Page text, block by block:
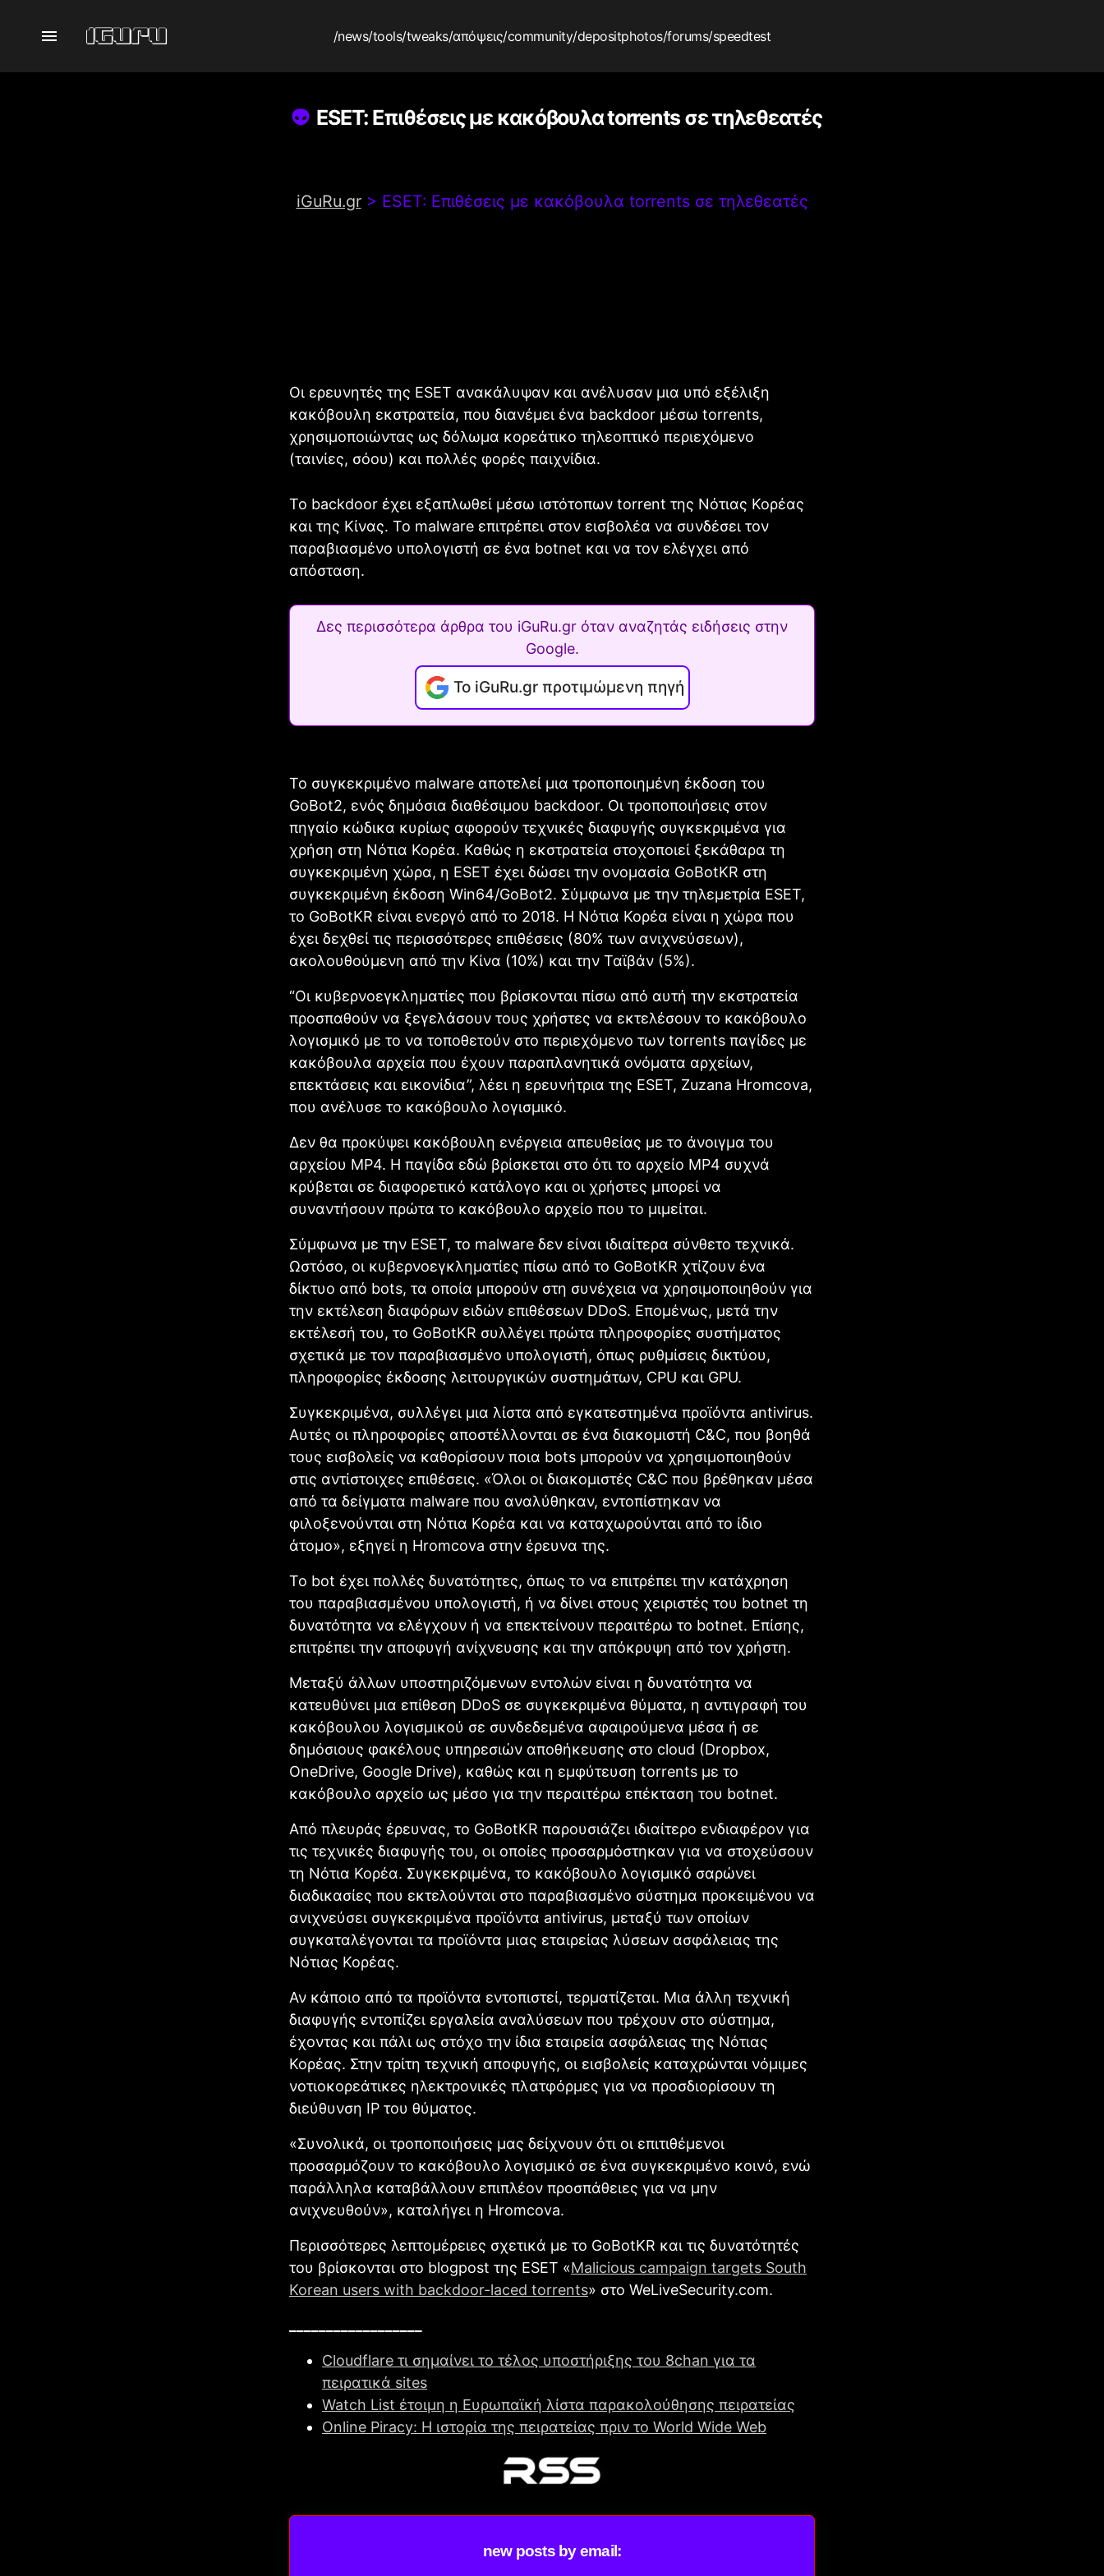
/news/tools/tweaks/απόψεις/community/depositphotos/forums/speedtest
ESET: Επιθέσεις με κακόβουλα torrents σε τηλεθεατές
iGuRu.gr> ESET: Επιθέσεις με κακόβουλα torrents σε τηλεθεατές
Οι ερευνητές της ESET ανακάλυψαν και ανέλυσαν μια υπό εξέλιξη
κακόβουλη εκστρατεία, που διανέμει ένα backdoor μέσω torrents,
χρησιμοποιώντας ως δόλωμα κορεάτικο τηλεοπτικό περιεχόμενο
(ταινίες, σόου) και πολλές φορές παιχνίδια.
Το backdoor έχει εξαπλωθεί μέσω ιστότοπων torrent της Νότιας Κορέας
και της Κίνας. Το malware επιτρέπει στον εισβολέα να συνδέσει τον
παραβιασμένο υπολογιστή σε ένα botnet και να τον ελέγχει από
απόσταση.
Δες περισσότερα άρθρα του iGuRu.gr όταν αναζητάς ειδήσεις στην
Google.
Το iGuRu.gr προτιμώμενη πηγή
Το συγκεκριμένο malware αποτελεί μια τροποποιημένη έκδοση του
GoBot2, ενός δημόσια διαθέσιμου backdoor. Οι τροποποιήσεις στον
πηγαίο κώδικα κυρίως αφορούν τεχνικές διαφυγής συγκεκριμένα για
χρήση στη Νότια Κορέα. Καθώς η εκστρατεία στοχοποιεί ξεκάθαρα τη
συγκεκριμένη χώρα, η ESET έχει δώσει την ονομασία GoBotKR στη
συγκεκριμένη έκδοση Win64/GoBot2. Σύμφωνα με την τηλεμετρία ESET,
το GoBotKR είναι ενεργό από το 2018. Η Νότια Κορέα είναι η χώρα που
έχει δεχθεί τις περισσότερες επιθέσεις (80% των ανιχνεύσεων),
ακολουθούμενη από την Κίνα (10%) και την Ταϊβάν (5%).
“Οι κυβερνοεγκληματίες που βρίσκονται πίσω από αυτή την εκστρατεία
προσπαθούν να ξεγελάσουν τους χρήστες να εκτελέσουν το κακόβουλο
λογισμικό με το να τοποθετούν στο περιεχόμενο των torrents παγίδες με
κακόβουλα αρχεία που έχουν παραπλανητικά ονόματα αρχείων,
επεκτάσεις και εικονίδια”, λέει η ερευνήτρια της ESET, Zuzana Hromcova,
που ανέλυσε το κακόβουλο λογισμικό.
Δεν θα προκύψει κακόβουλη ενέργεια απευθείας με το άνοιγμα του
αρχείου MP4. Η παγίδα εδώ βρίσκεται στο ότι το αρχείο MP4 συχνά
κρύβεται σε διαφορετικό κατάλογο και οι χρήστες μπορεί να
συναντήσουν πρώτα το κακόβουλο αρχείο που το μιμείται.
Σύμφωνα με την ESET, το malware δεν είναι ιδιαίτερα σύνθετο τεχνικά.
Ωστόσο, οι κυβερνοεγκληματίες πίσω από το GoBotKR χτίζουν ένα
δίκτυο από bots, τα οποία μπορούν στη συνέχεια να χρησιμοποιηθούν για
την εκτέλεση διαφόρων ειδών επιθέσεων DDoS. Επομένως, μετά την
εκτέλεσή του, το GoBotKR συλλέγει πρώτα πληροφορίες συστήματος
σχετικά με τον παραβιασμένο υπολογιστή, όπως ρυθμίσεις δικτύου,
πληροφορίες έκδοσης λειτουργικών συστημάτων, CPU και GPU.
Συγκεκριμένα, συλλέγει μια λίστα από εγκατεστημένα προϊόντα antivirus.
Αυτές οι πληροφορίες αποστέλλονται σε ένα διακομιστή C&C, που βοηθά
τους εισβολείς να καθορίσουν ποια bots μπορούν να χρησιμοποιηθούν
στις αντίστοιχες επιθέσεις. «Όλοι οι διακομιστές C&C που βρέθηκαν μέσα
από τα δείγματα malware που αναλύθηκαν, εντοπίστηκαν να
φιλοξενούνται στη Νότια Κορέα και να καταχωρούνται από το ίδιο
άτομο», εξηγεί η Hromcova στην έρευνα της.
Το bot έχει πολλές δυνατότητες, όπως το να επιτρέπει την κατάχρηση
του παραβιασμένου υπολογιστή, ή να δίνει στους χειριστές του botnet τη
δυνατότητα να ελέγχουν ή να επεκτείνουν περαιτέρω το botnet. Επίσης,
επιτρέπει την αποφυγή ανίχνευσης και την απόκρυψη από τον χρήστη.
Μεταξύ άλλων υποστηριζόμενων εντολών είναι η δυνατότητα να
κατευθύνει μια επίθεση DDoS σε συγκεκριμένα θύματα, η αντιγραφή του
κακόβουλου λογισμικού σε συνδεδεμένα αφαιρούμενα μέσα ή σε
δημόσιους φακέλους υπηρεσιών αποθήκευσης στο cloud (Dropbox,
OneDrive, Google Drive), καθώς και η εμφύτευση torrents με το
κακόβουλο αρχείο ως μέσο για την περαιτέρω επέκταση του botnet.
Από πλευράς έρευνας, το GoBotKR παρουσιάζει ιδιαίτερο ενδιαφέρον για
τις τεχνικές διαφυγής του, οι οποίες προσαρμόστηκαν για να στοχεύσουν
τη Νότια Κορέα. Συγκεκριμένα, το κακόβουλο λογισμικό σαρώνει
διαδικασίες που εκτελούνται στο παραβιασμένο σύστημα προκειμένου να
ανιχνεύσει συγκεκριμένα προϊόντα antivirus, μεταξύ των οποίων
συγκαταλέγονται τα προϊόντα μιας εταιρείας λύσεων ασφάλειας της
Νότιας Κορέας.
Αν κάποιο από τα προϊόντα εντοπιστεί, τερματίζεται. Μια άλλη τεχνική
διαφυγής εντοπίζει εργαλεία αναλύσεων που τρέχουν στο σύστημα,
έχοντας και πάλι ως στόχο την ίδια εταιρεία ασφάλειας της Νότιας
Κορέας. Στην τρίτη τεχνική αποφυγής, οι εισβολείς καταχρώνται νόμιμες
νοτιοκορεάτικες ηλεκτρονικές πλατφόρμες για να προσδιορίσουν τη
διεύθυνση IP του θύματος.
«Συνολικά, οι τροποποιήσεις μας δείχνουν ότι οι επιτιθέμενοι
προσαρμόζουν το κακόβουλο λογισμικό σε ένα συγκεκριμένο κοινό, ενώ
παράλληλα καταβάλλουν επιπλέον προσπάθειες για να μην
ανιχνευθούν», καταλήγει η Hromcova.
Περισσότερες λεπτομέρειες σχετικά με το GoBotKR και τις δυνατότητές
του βρίσκονται στο blogpost της ESET «Malicious campaign targets South
Korean users with backdoor-laced torrents» στο WeLiveSecurity.com.
Cloudflare τι σημαίνει το τέλος υποστήριξης του 8chan για τα
πειρατικά sites
Watch List έτοιμη η Ευρωπαϊκή λίστα παρακολούθησης πειρατείας
Online Piracy: Η ιστορία της πειρατείας πριν το World Wide Web
new posts by email: